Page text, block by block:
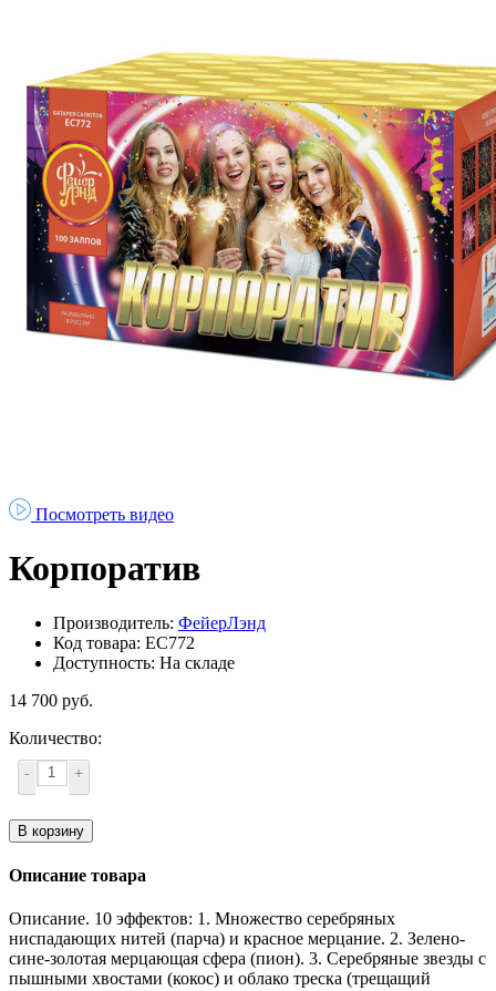
Посмотреть видео
Корпоратив
Производитель: ФейерЛэнд
Код товара: ЕС772
Доступность: На складе
14 700 руб.
Количество:
- +
В корзину
Описание товара
Описание. 10 эффектов: 1. Множество серебряных
ниспадающих нитей (парча) и красное мерцание. 2. Зелено-
сине-золотая мерцающая сфера (пион). 3. Серебряные звезды с
пышными хвостами (кокос) и облако треска (трещащий